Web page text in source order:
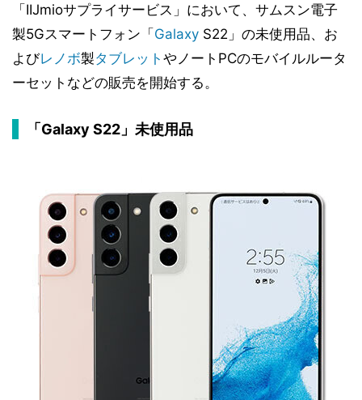
「IIJmioサプライサービス」において、サムスン電子
製5Gスマートフォン「 Galaxy S22」の未使用品、お
よびレノボ製タブレット やノートPCのモバイルルータ
ーセットなどの販売を開始する。
「Galaxy S22」未使用品